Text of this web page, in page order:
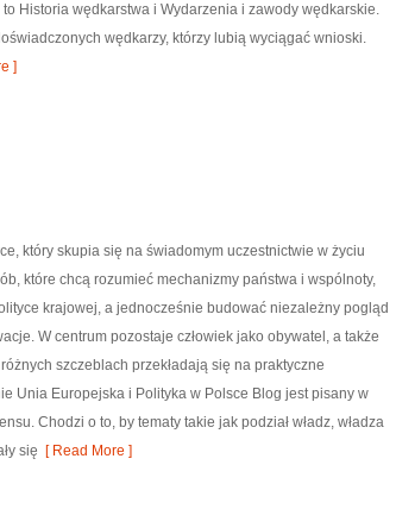
Historia wędkarstwa i Wydarzenia i zawody wędkarskie.
wędkarzy, którzy lubią wyciągać wnioski.
]
który skupia się na świadomym uczestnictwie w życiu
które chcą rozumieć mechanizmy państwa i wspólnoty,
krajowej, a jednocześnie budować niezależny pogląd
W centrum pozostaje człowiek jako obywatel, a także
szczeblach przekładają się na praktyczne
Unia Europejska i Polityka w Polsce Blog jest pisany w
Chodzi o to, by tematy takie jak podział władz, władza
się [ Read More ]